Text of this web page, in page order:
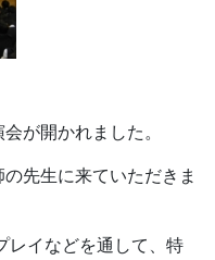
が開かれました。
先生に来ていただきま
レイなどを通して、特